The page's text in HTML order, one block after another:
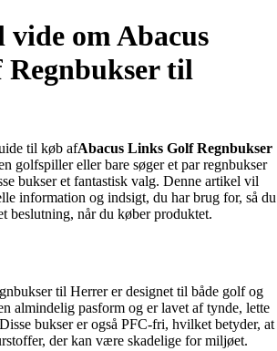
om Abacus
til
til køb afAbacus Links Golf Regnbukser
golfspiller eller bare søger et par regnbukser
bukser et fantastisk valg. Denne artikel vil
information og indsigt, du har brug for, så du
beslutning, når du køber produktet.
til Herrer er designet til både golf og
almindelig pasform og er lavet af tynde, lette
bukser er også PFC-fri, hvilket betyder, at
der kan være skadelige for miljøet.